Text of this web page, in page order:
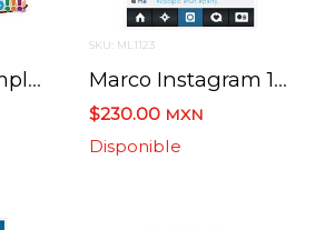
Marco Feliz Cumpleaã‘os 102 Cms X 103 Cm
SKU: ML1123
Marco Instagram 117 Cms X 77 Cms
$230.00 MXN
Disponible